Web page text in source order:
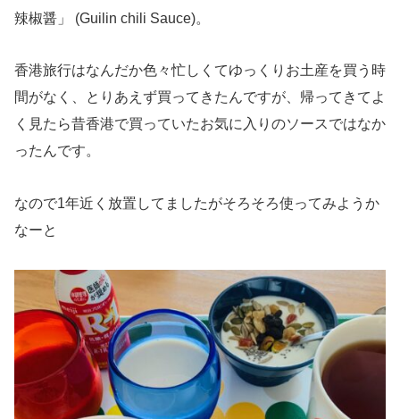
辣椒醤」 (Guilin chili Sauce)。
香港旅行はなんだか色々忙しくてゆっくりお土産を買う時
間がなく、とりあえず買ってきたんですが、帰ってきてよ
く見たら昔香港で買っていたお気に入りのソースではなか
ったんです。
なので1年近く放置してましたがそろそろ使ってみようか
なーと